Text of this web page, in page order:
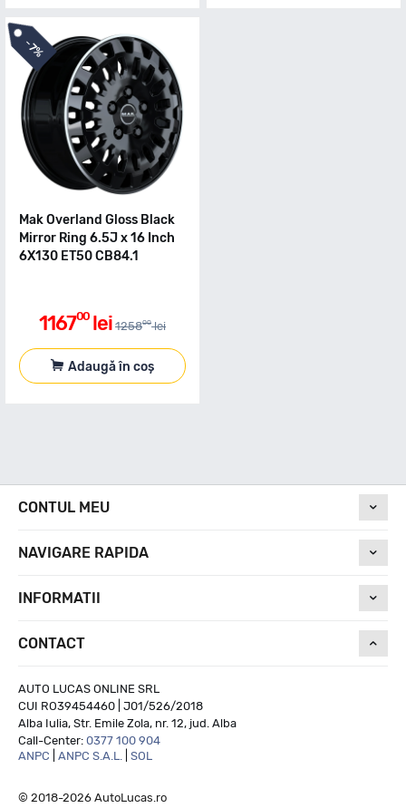
-
7%
Mak Overland Gloss Black
Mirror Ring 6.5J x 16 Inch
6X130 ET50 CB84.1
116700 lei 125800 lei
Adaugă în coș
CONTUL MEU
NAVIGARE RAPIDA
INFORMATII
CONTACT
AUTO LUCAS ONLINE SRL
CUI RO39454460 | J01/526/2018
Alba Iulia, Str. Emile Zola, nr. 12, jud. Alba
Call-Center: 0377 100 904
ANPC
ANPC S.A.L. SOL
© 2018-2026 AutoLucas.ro